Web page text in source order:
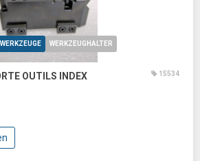
WERKZEUGHALTER
OUTILS INDEX
15534